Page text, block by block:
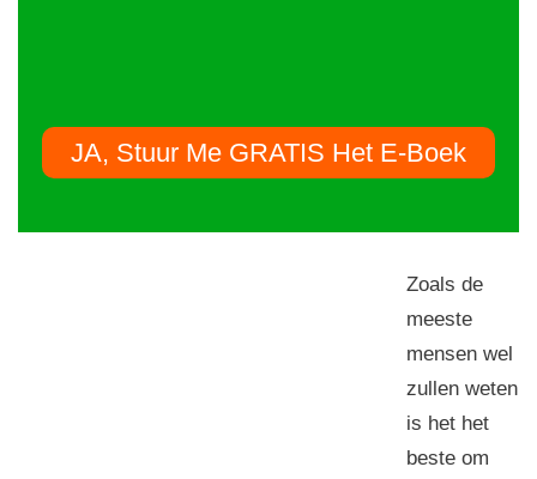
JA, Stuur Me GRATIS Het E-Boek
Zoals de
meeste
mensen wel
zullen weten
is het het
beste om